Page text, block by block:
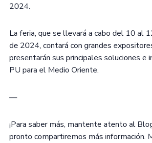
2024.
La feria, que se llevará a cabo del 10 al
de 2024, contará con grandes
presentarán sus principales soluciones e
PU para el Medio Oriente.
—
¡Para saber más, mantente atento al
pronto compartiremos más información.